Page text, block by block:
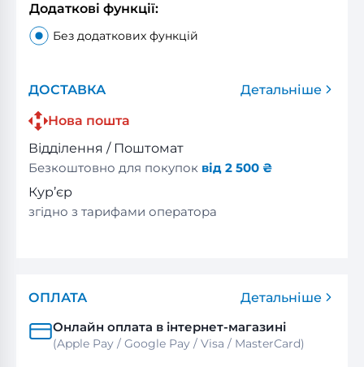
Додаткові функції:
Без додаткових функцій
ДОСТАВКА
Детальніше
Нова пошта
Відділення / Поштомат
Безкоштовно для покупок від 2 500 ₴
Кур’єр
згідно з тарифами оператора
ОПЛАТА
Детальніше
Онлайн оплата в інтернет-магазині
(Apple Pay / Google Pay / Visa / MasterСard)